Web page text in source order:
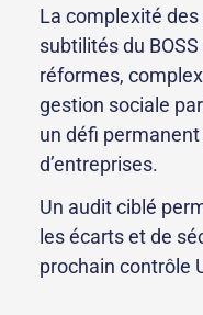
La complexité
subtilités du
réformes,
gestion sociale
un défi
d’entreprises.
Un audit ciblé
les écarts et de
prochain contrôle